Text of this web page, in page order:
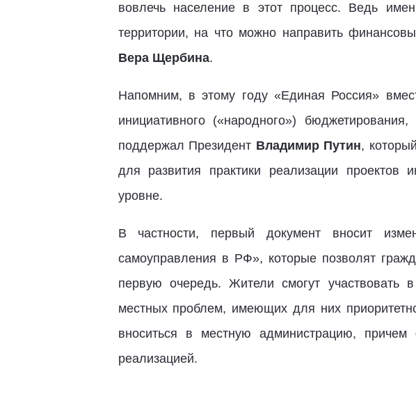
вовлечь население в этот процесс. Ведь
территории, на что можно направить
Вера Щербина.
Напомним, в этому году «Единая Россия»
инициативного («народного»)
поддержал Президент Владимир Путин,
для развития практики реализации проектов
уровне.
В частности, первый документ вносит
самоуправления в РФ», которые позволят
первую очередь. Жители смогут участвовать
местных проблем, имеющих для них
вноситься в местную администрацию,
реализацией.